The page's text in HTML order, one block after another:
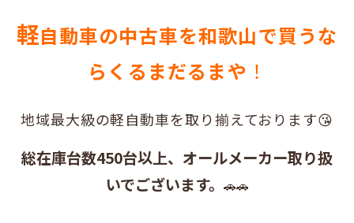
軽自動車の中古車を和歌山で買うな
らくるまだるまや ！
地域最大級の軽自動車を取り揃えております😘
総在庫台数450台以上、オールメーカー取り扱
いでございます。 🚗🚗